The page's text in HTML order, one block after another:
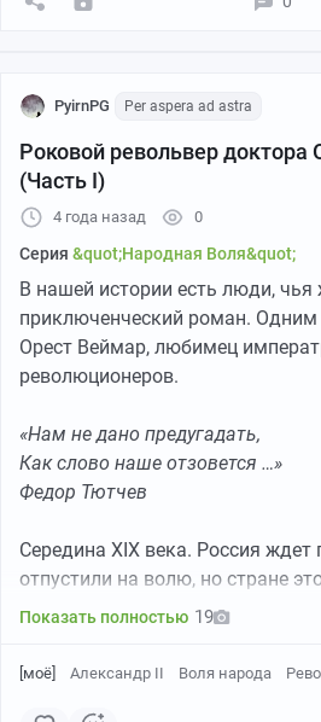
10 мая 1878 года к Веймару
Михайлов и Морозов. Для
втором этаже дома Веймара
PyirnPG Per aspera ad astra
Роковой револьвер доктора
(Часть I)
4 года назад 0
Серия &quot;Народная Воля&quot;
В нашей истории есть люди,
приключенческий роман. Одним
Орест Веймар, любимец
революционеров.
«Нам не дано предугадать,
Как слово наше отзовется …»
Федор Тютчев
Середина XIX века. Россия ждет
отпустили на волю, но стране
Империя бурлит и выплескивает
многочисленные крестьянские
Показать полностью 19
[моё] Александр II Воля народа